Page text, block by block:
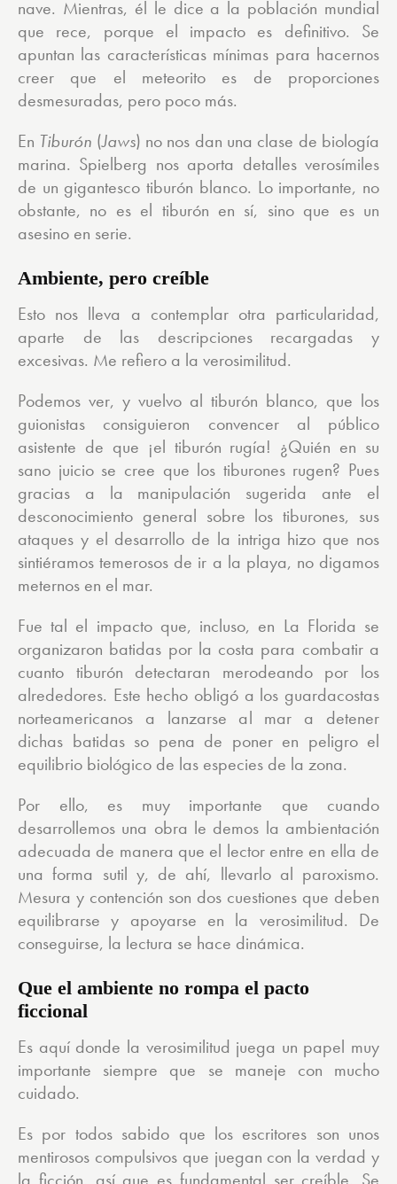
nave. Mientras, él le dice a la población mundial
que rece, porque el impacto es definitivo. Se
apuntan las características mínimas para hacernos
creer que el meteorito es de proporciones
desmesuradas, pero poco más.
En Tiburón (Jaws) no nos dan una clase de biología
marina. Spielberg nos aporta detalles verosímiles
de un gigantesco tiburón blanco. Lo importante, no
obstante, no es el tiburón en sí, sino que es un
asesino en serie.
Ambiente, pero creíble
Esto nos lleva a contemplar otra particularidad,
aparte de las descripciones recargadas y
excesivas. Me refiero a la verosimilitud.
Podemos ver, y vuelvo al tiburón blanco, que los
guionistas consiguieron convencer al público
asistente de que ¡el tiburón rugía! ¿Quién en su
sano juicio se cree que los tiburones rugen? Pues
gracias a la manipulación sugerida ante el
desconocimiento general sobre los tiburones, sus
ataques y el desarrollo de la intriga hizo que nos
sintiéramos temerosos de ir a la playa, no digamos
meternos en el mar.
Fue tal el impacto que, incluso, en La Florida se
organizaron batidas por la costa para combatir a
cuanto tiburón detectaran merodeando por los
alrededores. Este hecho obligó a los guardacostas
norteamericanos a lanzarse al mar a detener
dichas batidas so pena de poner en peligro el
equilibrio biológico de las especies de la zona.
Por ello, es muy importante que cuando
desarrollemos una obra le demos la ambientación
adecuada de manera que el lector entre en ella de
una forma sutil y, de ahí, llevarlo al paroxismo.
Mesura y contención son dos cuestiones que deben
equilibrarse y apoyarse en la verosimilitud. De
conseguirse, la lectura se hace dinámica.
Que el ambiente no rompa el pacto
ficcional
Es aquí donde la verosimilitud juega un papel muy
importante siempre que se maneje con mucho
cuidado.
Es por todos sabido que los escritores son unos
mentirosos compulsivos que juegan con la verdad y